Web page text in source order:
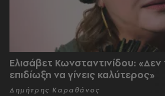
Ελισάβετ Κωνσταντινίδου: «Δεν
επιδίωξη να γίνεις καλύτερος»
Δημήτρης Καραθάνος